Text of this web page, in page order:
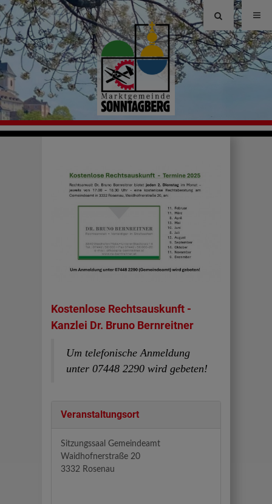
Site
search
toggle
Kostenlose Rechtsauskunft -
Kanzlei Dr. Bruno Bernreitner
Um telefonische Anmeldung
unter 07448 2290 wird gebeten!
Veranstaltungsort
Sitzungssaal Gemeindeamt
Waidhofnerstraße 20
3332 Rosenau